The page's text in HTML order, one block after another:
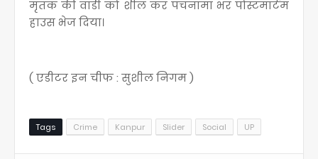
मृतक की वाडी को शील कर पंचनामा भर पोस्टमार्टम
हाउस भेज दिया।
( एडीटर इन चीफ : सुशील निगम )
Tags Crime Kanpur Slider Social UP